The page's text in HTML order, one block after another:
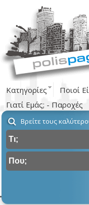
Κατηγορίες
Ποιοί
Γιατί Εμάς; - Παροχές
Βρείτε τους